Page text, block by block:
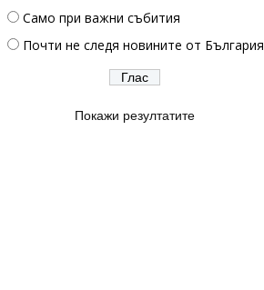
Само при важни събития
Почти не следя новините от България
Покажи резултатите